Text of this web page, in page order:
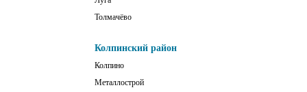
Толмачёво
Колпинский район
Колпино
Металлострой